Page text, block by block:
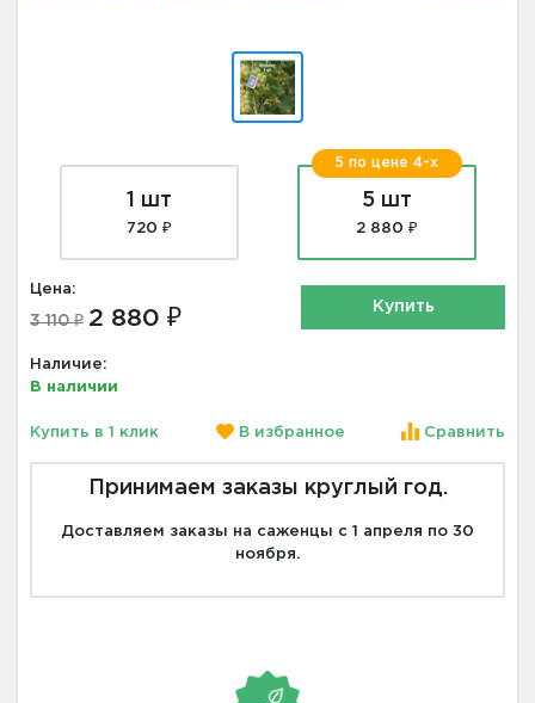
1 шт
720 ₽
5 по цене 4-х
5 шт
2 880 ₽
Цена:
3 110 ₽ 2 880 ₽
Наличие:
В наличии
Купить
Купить в 1 клик В избранное Сравнить
Принимаем заказы круглый год.
Доставляем заказы на саженцы с 1 апреля по 30
ноября.